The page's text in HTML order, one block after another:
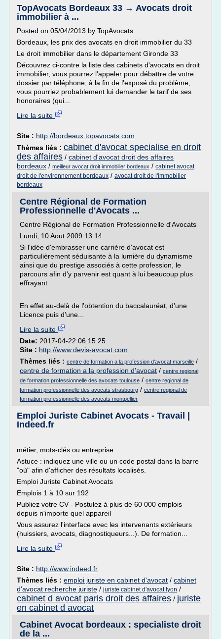
TopAvocats Bordeaux 33 → Avocats droit
immobilier à ...
Posted on 05/04/2013 by TopAvocats
Bordeaux, les prix des avocats en droit immobilier du 33
Le droit immobilier dans le département Gironde 33
Découvrez ci-contre la liste des cabinets d'avocats en droit
immobilier, vous pourrez l'appeler pour débattre de votre
dossier par téléphone, à la fin de l'exposé du problème,
vous pourriez probablement lui demander le tarif de ses
honoraires (qui...
Lire la suite
Site : http://bordeaux.topavocats.com
Thèmes liés : cabinet d'avocat specialise en droit
des affaires / cabinet d'avocat droit des affaires
bordeaux / meilleur avocat droit immobilier bordeaux / cabinet avocat
droit de l'environnement bordeaux / avocat droit de l'immobilier
bordeaux
Centre Régional de Formation
Professionnelle d'Avocats ...
Centre Régional de Formation Professionnelle d'Avocats
Lundi, 10 Aout 2009 13:14
Si l'idée d'embrasser une carrière d'avocat est
particulièrement séduisante à la lumière du dynamisme
ainsi que du prestige associés à cette profession, le
parcours afin d'y parvenir est quant à lui beaucoup plus
effrayant.
En effet au-delà de l'obtention du baccalauréat, d'une
Licence puis d'une...
Lire la suite
Date: 2017-04-22 06:15:25
Site : http://www.devis-avocat.com
Thèmes liés : centre de formation a la profession d'avocat marseille /
centre de formation a la profession d'avocat / centre regional
de formation professionnelle des avocats toulouse / centre regional de
formation professionnelle des avocats strasbourg / centre regional de
formation professionnelle des avocats montpellier
Emploi Juriste Cabinet Avocats - Travail |
Indeed.fr
métier, mots-clés ou entreprise
Astuce : indiquez une ville ou un code postal dans la barre
"où" afin d'afficher des résultats localisés.
Emploi Juriste Cabinet Avocats
Emplois 1 à 10 sur 192
Publiez votre CV - Postulez à plus de 60 000 emplois
depuis n'importe quel appareil
Vous assurez l'interface avec les intervenants extérieurs
(huissiers, avocats, diagnostiqueurs...). De formation...
Lire la suite
Site : http://www.indeed.fr
Thèmes liés : emploi juriste en cabinet d'avocat / cabinet
d'avocat recherche juriste / juriste cabinet d'avocat lyon /
cabinet d avocat paris droit des affaires / juriste
en cabinet d avocat
Cabinet Avocat bordeaux : specialiste droit
de la ...